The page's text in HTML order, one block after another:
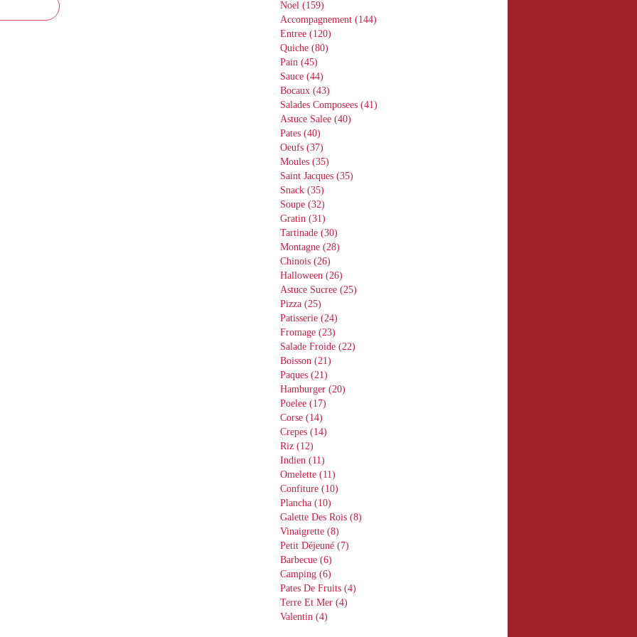
Noel (159)
Accompagnement (144)
Entree (120)
Quiche (80)
Pain (45)
Sauce (44)
Bocaux (43)
Salades Composees (41)
Astuce Salee (40)
Pates (40)
Oeufs (37)
Moules (35)
Saint Jacques (35)
Snack (35)
Soupe (32)
Gratin (31)
Tartinade (30)
Montagne (28)
Chinois (26)
Halloween (26)
Astuce Sucree (25)
Pizza (25)
Patisserie (24)
Fromage (23)
Salade Froide (22)
Boisson (21)
Paques (21)
Hamburger (20)
Poelee (17)
Corse (14)
Crepes (14)
Riz (12)
Indien (11)
Omelette (11)
Confiture (10)
Plancha (10)
Galette Des Rois (8)
Vinaigrette (8)
Petit Déjeuné (7)
Barbecue (6)
Camping (6)
Pates De Fruits (4)
Terre Et Mer (4)
Valentin (4)